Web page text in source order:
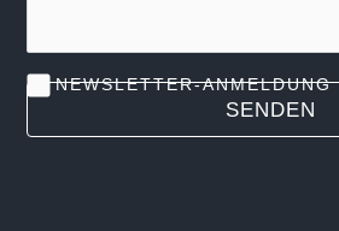
SENDEN
NEWSLETTER-ANMELDUNG